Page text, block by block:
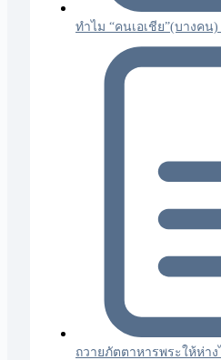
ทำไม “คนเอเชีย”(บางคน
ถวายภัตตาหารพระให้ห่า